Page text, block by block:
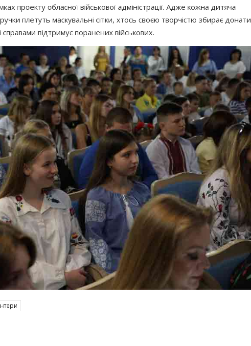
проекту обласної військової адміністрації. Адже кожна дитяча
ручки плетуть маскувальні сітки, хтось своєю творчістю збирає донати
підтримує поранених військових.